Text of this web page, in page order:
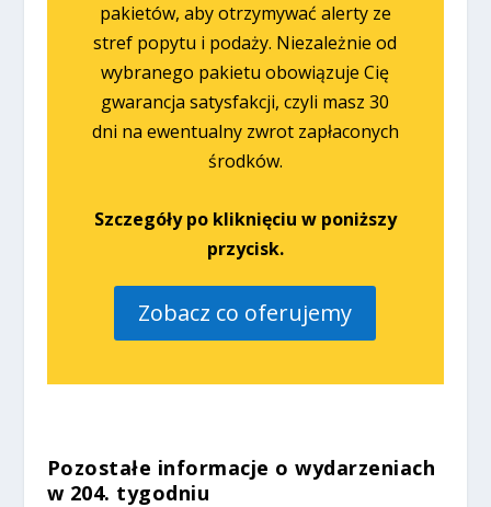
pakietów, aby otrzymywać alerty ze
stref popytu i podaży. Niezależnie od
wybranego pakietu obowiązuje Cię
gwarancja satysfakcji, czyli masz 30
dni na ewentualny zwrot zapłaconych
środków.
Szczegóły po kliknięciu w poniższy
przycisk.
Zobacz co oferujemy
Pozostałe informacje o wydarzeniach
w 204. tygodniu